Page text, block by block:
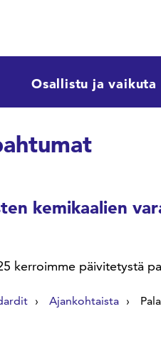
pudotusvalikko
Osallistu ja vaikuta
kemikaalien
kerroimme päivitetystä
Ajankohtaista